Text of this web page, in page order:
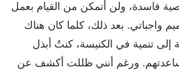
فاسدة، ولن أتمكن من القيام بعمل
واجباتي. بعد ذلك، كلما كان هناك
إلى تنمية في الكنيسة، كنتُ أبذل
ورغم أنني ظللت أكشف عن